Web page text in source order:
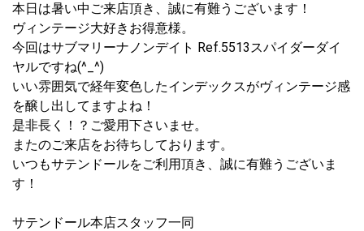
本日は暑い中ご来店頂き、誠に有難うございます！
ヴィンテージ大好きお得意様。
今回はサブマリーナノンデイト Ref.5513スパイダーダイ
ヤルですね(^_^)
いい雰囲気で経年変色したインデックスがヴィンテージ感
を醸し出してますよね！
是非長く！？ご愛用下さいませ。
またのご来店をお待ちしております。
いつもサテンドールをご利用頂き、誠に有難うございま
す！
サテンドール本店スタッフ一同